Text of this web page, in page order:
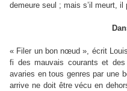
demeure seul ; mais s’il meurt, il
« Filer un bon nœud », écrit
fi des mauvais courants et
avaries en tous genres par une
arrive ne doit être vécu en